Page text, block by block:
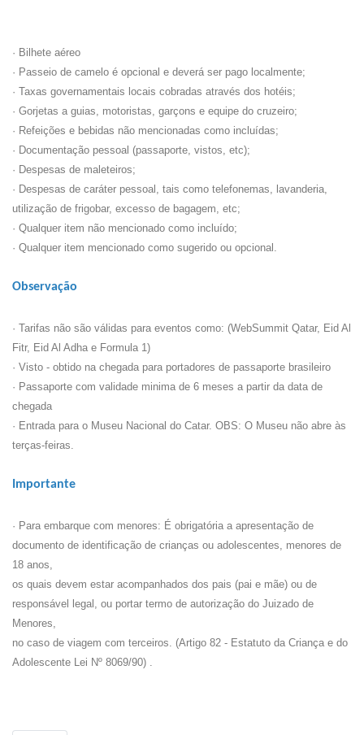
· Bilhete aéreo
· Passeio de camelo é opcional e deverá ser pago localmente;
· Taxas governamentais locais cobradas através dos hotéis;
· Gorjetas a guias, motoristas, garçons e equipe do cruzeiro;
· Refeições e bebidas não mencionadas como incluídas;
· Documentação pessoal (passaporte, vistos, etc);
· Despesas de maleteiros;
· Despesas de caráter pessoal, tais como telefonemas, lavanderia,
utilização de frigobar, excesso de bagagem, etc;
· Qualquer item não mencionado como incluído;
· Qualquer item mencionado como sugerido ou opcional.
Observação
· Tarifas não são válidas para eventos como: (WebSummit Qatar, Eid Al
Fitr, Eid Al Adha e Formula 1)
· Visto - obtido na chegada para portadores de passaporte brasileiro
· Passaporte com validade minima de 6 meses a partir da data de
chegada
· Entrada para o Museu Nacional do Catar. OBS: O Museu não abre às
terças-feiras.
Importante
· Para embarque com menores: É obrigatória a apresentação de
documento de identificação de crianças ou adolescentes, menores de
18 anos,
os quais devem estar acompanhados dos pais (pai e mãe) ou de
responsável legal, ou portar termo de autorização do Juizado de
Menores,
no caso de viagem com terceiros. (Artigo 82 - Estatuto da Criança e do
Adolescente Lei Nº 8069/90) .